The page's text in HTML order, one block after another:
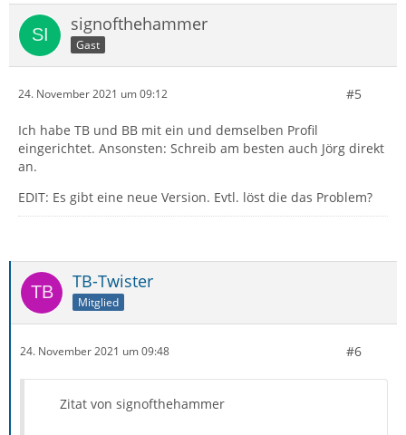
signofthehammer
Gast
24. November 2021 um 09:12 #5
Ich habe TB und BB mit ein und demselben Profil
eingerichtet. Ansonsten: Schreib am besten auch Jörg direkt
an.
EDIT: Es gibt eine neue Version. Evtl. löst die das Problem?
TB-Twister
Mitglied
24. November 2021 um 09:48 #6
Zitat von signofthehammer